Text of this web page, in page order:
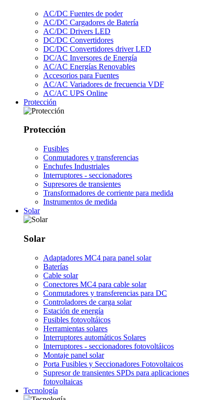
AC/DC Fuentes de poder
AC/DC Cargadores de Batería
AC/DC Drivers LED
DC/DC Convertidores
DC/DC Convertidores driver LED
DC/AC Inversores de Energía
AC/AC Energías Renovables
Accesorios para Fuentes
AC/AC Variadores de frecuencia VDF
AC/AC UPS Online
Protección
Protección
Fusibles
Conmutadores y transferencias
Enchufes Industriales
Interruptores - seccionadores
Supresores de transientes
Transformadores de corriente para medida
Instrumentos de medida
Solar
Solar
Adaptadores MC4 para panel solar
Baterías
Cable solar
Conectores MC4 para cable solar
Conmutadores y transferencias para DC
Controladores de carga solar
Estación de energía
Fusibles fotovoltáicos
Herramientas solares
Interruptores automáticos Solares
Interruptores - seccionadores fotovoltáicos
Montaje panel solar
Porta Fusibles y Seccionadores Fotovoltaicos
Supresor de transientes SPDs para aplicaciones
fotovoltaicas
Tecnología